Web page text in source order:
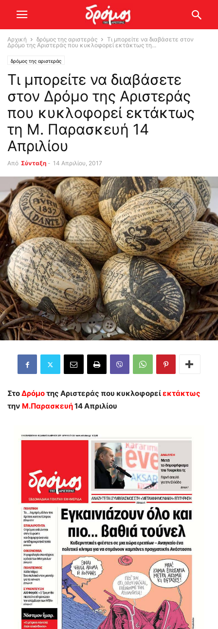
Αρχική δρόμος της αριστεράς
Τι μπορείτε να διαβάσετε στον
Δρόμο της Αριστεράς που κυκλοφορεί εκτάκτως τη...
δρόμος της αριστεράς
Τι μπορείτε να διαβάσετε
στον Δρόμο της Αριστεράς
που κυκλοφορεί εκτάκτως
τη Μ. Παρασκευή 14
Απριλίου
Από Σύνταξη - 14 Απριλίου, 2017
ΣτοΔρόμοτης Αριστεράς που κυκλοφορείεκτάκτως
την Μ.Παρασκευή14 Απριλίου